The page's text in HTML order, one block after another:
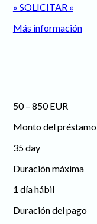
» SOLICITAR «
Más información
50 – 850 EUR
Monto del préstamo
35 day
Duración máxima
1 día hábil
Duración del pago